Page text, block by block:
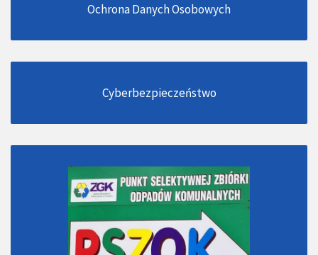
Ochrona Danych Osobowych
Cyberbezpieczeństwo